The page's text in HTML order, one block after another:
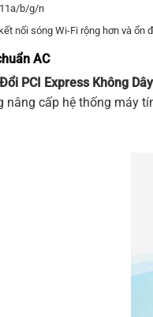
b/g/n
nối sóng Wi-Fi rộng hơn và ổn
AC
PCI Express Không
nâng cấp hệ thống máy